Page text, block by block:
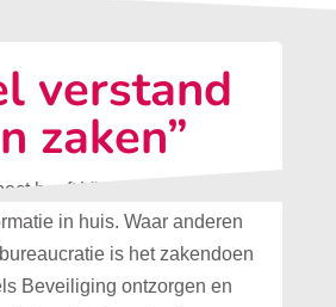
verstand
zaken”
heeft Vleugels Beveiliging
in huis. Waar anderen
is het zakendoen
Beveiliging ontzorgen en